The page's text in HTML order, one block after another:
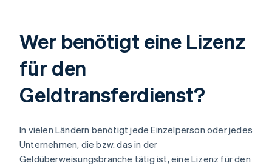
Wer benötigt eine Lizenz
für den
Geldtransferdienst?
In vielen Ländern benötigt jede Einzelperson oder jedes
Unternehmen, die bzw. das in der
Geldüberweisungsbranche tätig ist, eine Lizenz für den